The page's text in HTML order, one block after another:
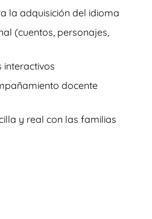
la adquisición del idioma
(cuentos, personajes,
interactivos
docente
y real con las familias